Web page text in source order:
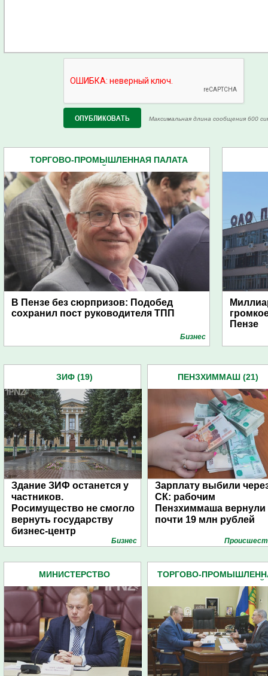
Максимальная длина сообщения 600
ТОРГОВО-ПРОМЫШЛЕННАЯ ПАЛАТА
В Пензе без сюрпризов: Подобед
сохранил пост руководителя ТПП
Бизнес
Пензе
ЗИФ (19)
Здание ЗИФ останется у
частников.
Росимущество не смогло
вернуть государству
бизнес-центр
Фрунзенский в ПензеБизнес
ПЕНЗХИММАШ (21)
Зарплату выбили
СК: рабочим
Пензхиммаша вернули
почти 19 млн рублей
МИНИСТЕРСТВО
ПЕНЗЕНСКОЙ ОБЛАСТИ (18)
ТОРГОВО-
ОБЛАСТИ (11)